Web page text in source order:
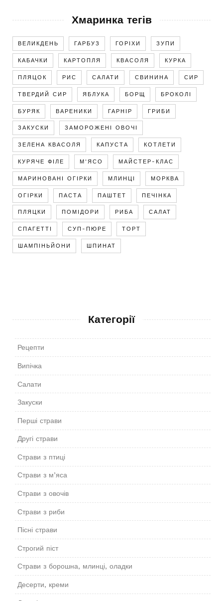
Хмаринка тегів
ВЕЛИКДЕНЬ ГАРБУЗ ГОРІХИ ЗУПИ
КАБАЧКИ КАРТОПЛЯ КВАСОЛЯ КУРКА
ПЛЯЦОК РИС САЛАТИ СВИНИНА СИР
ТВЕРДИЙ СИР ЯБЛУКА БОРЩ БРОКОЛІ
БУРЯК ВАРЕНИКИ ГАРНІР ГРИБИ
ЗАКУСКИ ЗАМОРОЖЕНІ ОВОЧІ
ЗЕЛЕНА КВАСОЛЯ КАПУСТА КОТЛЕТИ
КУРЯЧЕ ФІЛЕ М'ЯСО МАЙСТЕР-КЛАС
МАРИНОВАНІ ОГІРКИ МЛИНЦІ МОРКВА
ОГІРКИ ПАСТА ПАШТЕТ ПЕЧІНКА
ПЛЯЦКИ ПОМІДОРИ РИБА САЛАТ
СПАГЕТТІ СУП-ПЮРЕ ТОРТ
ШАМПІНЬЙОНИ ШПИНАТ
Категорії
Рецепти
Випічка
Салати
Закуски
Перші страви
Другі страви
Страви з птиці
Страви з м’яса
Страви з овочів
Страви з риби
Пісні страви
Строгий піст
Страви з борошна, млинці, оладки
Десерти, креми